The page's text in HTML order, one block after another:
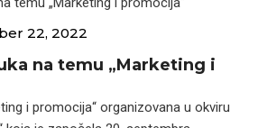
22, 2022
na temu „Marketing i
i promocija“ organizovana u okviru